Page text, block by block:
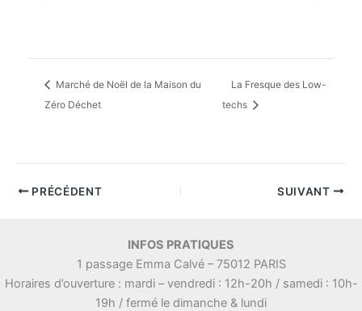
Marché de Noël de la Maison du
Zéro Déchet
La Fresque des Low-
techs
PRÉCÉDENT SUIVANT
INFOS PRATIQUES
1 passage Emma Calvé – 75012 PARIS
Horaires d’ouverture : mardi – vendredi : 12h-20h / samedi : 10h-
19h / fermé le dimanche & lundi